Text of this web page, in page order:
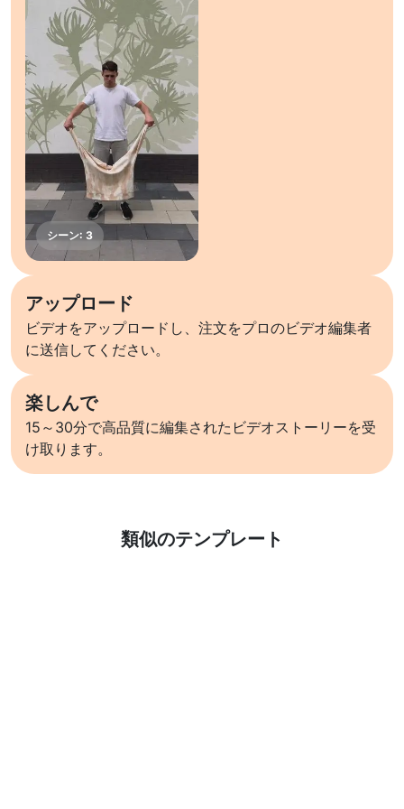
アップロード
ビデオをアップロードし、注文をプロのビデオ編集者
に送信してください。
楽しんで
15～30分で高品質に編集されたビデオストーリーを受
け取ります。
類似のテンプレート
詳しくはこちら